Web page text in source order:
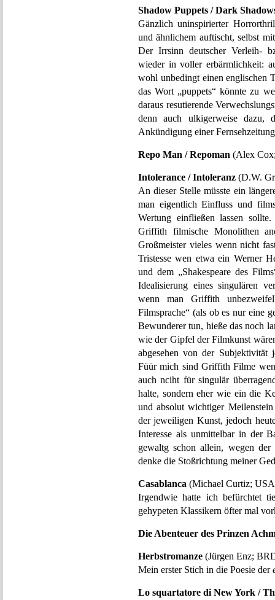
Shadow Puppets / Dark
Gänzlich uninspirierter
und ähnlichem auftischt, selbst
Der Irrsinn deutscher Verleih-
wieder in voller erbärmlichkeit:
wohl unbedingt einen englischen
das Wort „puppets“ könnte zu
daraus resutierende
denn auch ulkigerweise dazu,
Ankündigung einer
Repo Man / Repoman (Alex
Intolerance / Intoleranz (D.W.
An dieser Stelle müsste ein
man eigentlich Einfluss und
Wertung einfließen lassen
Griffith filmische Monolithen
Großmeister vieles wenn nicht
Tristesse wen etwa ein Werner
und dem „Shakespeare des
Idealisierung eines singulären
wenn man Griffith
Filmsprache“ (als ob es nur eine
Bewunderer tun, hieße das noch
wie der Gipfel der Filmkunst
abgesehen von der Subjektivität
Füür mich sind Griffith Filme
auch nciht für singulär
halte, sondern eher wie ein die
und absolut wichtiger
der jeweiligen Kunst, jedoch
Interesse als unmittelbar in der
gewaltg schon allein, wegen
denke die Stoßrichtung meiner
Casablanca (Michael Curtiz;
Irgendwie hatte ich befürchtet
gehypeten Klassikern öfter mal
Die Abenteuer des Prinzen
Herbstromanze (Jürgen Enz;
Mein erster Stich in die Poesie der
Lo squartatore di New York /